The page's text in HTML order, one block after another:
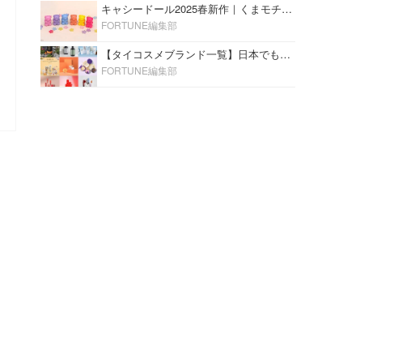
キャシードール2025春新作｜くまモチーフのミニリップ「シャイニーベア リップモイスト」をレビュー♡
FORTUNE編集部
【タイコスメブランド一覧】日本でも人気沸騰中の“タイコスメ”ブランド20選！
FORTUNE編集部